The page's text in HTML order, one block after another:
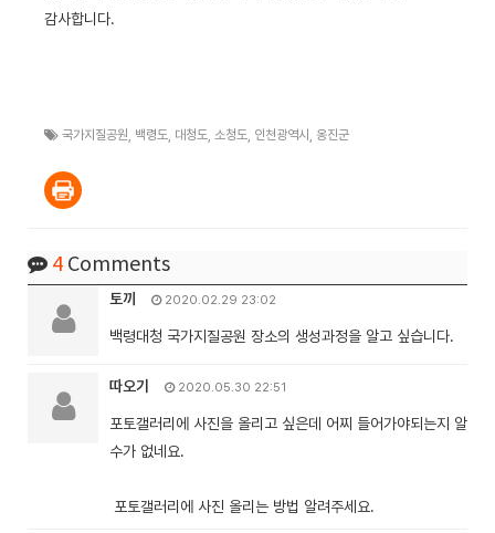
감사합니다.
국가지질공원 백령도 대청도 소청도 인천광역시 옹진군
4 Comments
토끼 2020.02.29 23:02
백령대청 국가지질공원 장소의 생성과정을 알고 싶습니다.
따오기 2020.05.30 22:51
포토갤러리에 사진을 올리고 싶은데 어찌 들어가야되는지 알
수가 없네요.
포토갤러리에 사진 올리는 방법 알려주세요.